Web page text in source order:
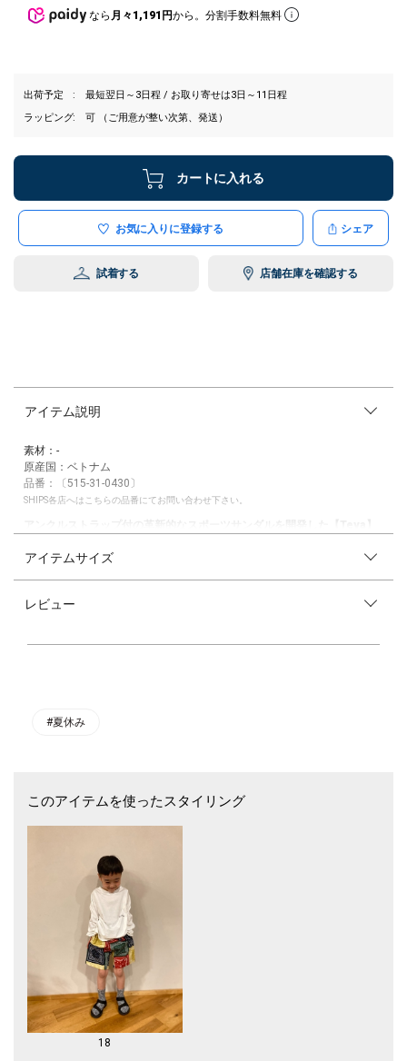
なら 月々1,191円から。分割手数料無料
出荷予定
最短翌日～3日程 / お取り寄せは3日～11日程
ラッピング
可 （ご用意が整い次第、発送）
カートに入れる
お気に入りに登録する シェア
試着する 店舗在庫を確認する
アイテム説明
素材：-
原産国：ベトナム
品番：〔515-31-0430〕
SHIPS各店へはこちらの品番にてお問い合わせ下さい。
2）」。
面ファスナー仕様で着脱が簡単。
メーカーサイズ表記/SHIPSサイズ
※サイズ換算(表記)はあくまで目安となります。お足の形によってシュー
ズの適正サイズは異なる場合があり個人差もございます。予めご了承お願
い致します。
【Teva(テバ)】
1984年、グランドキャニオンの一人の若きリバーガイドが、世界で初め
てスポーツサンダルを開発したことにより始まりました。
「Teva」の原点は水にあります。水は、二つの相反する側面を持ってい
ます。楽しい遊びの場を提供する一方で、滑ったり、濡れたりすることに
アイテムサイズ
レビュー
#夏休み
このアイテムを使ったスタイリング
18